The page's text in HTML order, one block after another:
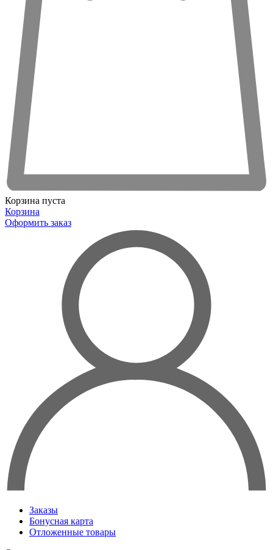
Корзина пуста
Корзина
Оформить заказ
Заказы
Бонусная карта
Отложенные товары